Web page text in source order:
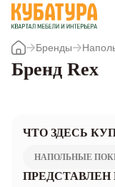
Бренды
Бренд Rex
ЧТО ЗДЕСЬ
НАПОЛЬНЫЕ
ПРЕДСТАВЛЕН